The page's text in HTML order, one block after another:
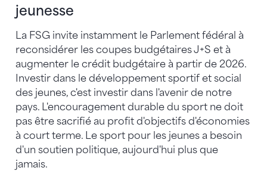
jeunesse
La FSG invite instamment le Parlement fédéral à
reconsidérer les coupes budgétaires J+S et à
augmenter le crédit budgétaire à partir de 2026.
Investir dans le développement sportif et social
des jeunes, c'est investir dans l'avenir de notre
pays. L'encouragement durable du sport ne doit
pas être sacrifié au profit d'objectifs d'économies
à court terme. Le sport pour les jeunes a besoin
d'un soutien politique, aujourd'hui plus que
jamais.